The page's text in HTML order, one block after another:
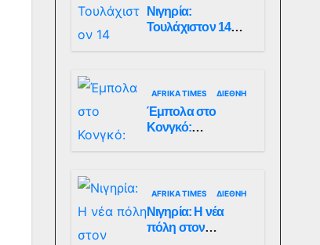
Νιγηρία:
Τουλάχιστον 14
AFRIKA TIMES ΔΙΕΘΝΉ
Έμπολα στο
Κονγκό:
AFRIKA TIMES ΔΙΕΘΝΉ
Νιγηρία: Η νέα
πόλη στον